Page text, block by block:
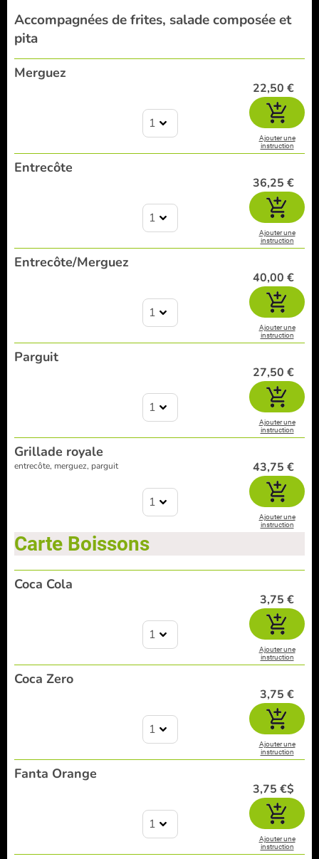
Accompagnées de frites, salade composée et
pita
Merguez
1
22,50 €
Ajouter une
instruction
Entrecôte
1
36,25 €
Ajouter une
instruction
Entrecôte/Merguez
1
40,00 €
Ajouter une
instruction
Parguit
1
27,50 €
Ajouter une
instruction
Grillade royale
entrecôte, merguez, parguit
1
43,75 €
Ajouter une
instruction
Carte Boissons
Coca Cola
1
3,75 €
Ajouter une
instruction
Coca Zero
1
3,75 €
Ajouter une
instruction
Fanta Orange
1
3,75 €$
Ajouter une
instruction